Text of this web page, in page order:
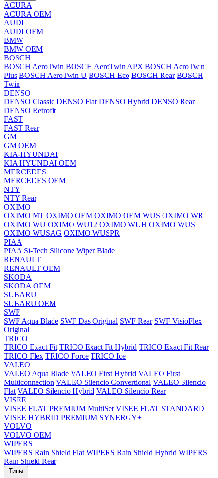
ACURA
ACURA OEM
AUDI
AUDI OEM
BMW
BMW OEM
BOSCH
BOSCH AeroTwin BOSCH AeroTwin APX BOSCH AeroTwin
Plus BOSCH AeroTwin U BOSCH Eco BOSCH Rear BOSCH
Twin
DENSO
DENSO Classic DENSO Flat DENSO Hybrid DENSO Rear
DENSO Retrofit
FAST
FAST Rear
GM
GM OEM
KIA-HYUNDAI
KIA HYUNDAI OEM
MERCEDES
MERCEDES OEM
NTY
NTY Rear
OXIMO
OXIMO MT OXIMO OEM OXIMO OEM WUS OXIMO WR
OXIMO WU OXIMO WU12 OXIMO WUH OXIMO WUS
OXIMO WUSAG OXIMO WUSPR
PIAA
PIAA Si-Tech Silicone Wiper Blade
RENAULT
RENAULT OEM
SKODA
SKODA OEM
SUBARU
SUBARU OEM
SWF
SWF Aqua Blade SWF Das Original SWF Rear SWF VisioFlex
Original
TRICO
TRICO Exact Fit TRICO Exact Fit Hybrid TRICO Exact Fit Rear
TRICO Flex TRICO Force TRICO Ice
VALEO
VALEO Aqua Blade VALEO First Hybrid VALEO First
Multiconnection VALEO Silencio Convertional VALEO Silencio
Flat VALEO Silencio Hybrid VALEO Silencio Rear
VISEE
VISEE FLAT PREMIUM MultiSet VISEE FLAT STANDARD
VISEE HYBRID PREMIUM SYNERGY+
VOLVO
VOLVO OEM
WIPERS
WIPERS Rain Shield Flat WIPERS Rain Shield Hybrid WIPERS
Rain Shield Rear
Типы